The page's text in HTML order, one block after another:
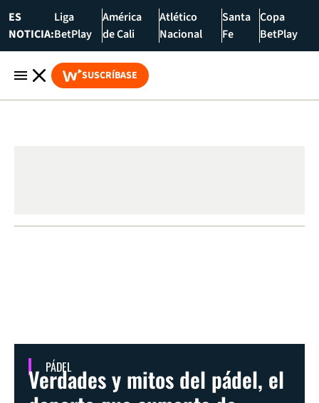
ES
NOTICIA:
Liga
BetPlay
América
de Cali
Atlético
Nacional
Santa
Fe
Copa
BetPlay
SUSCRÍBASE
PÁDEL
Verdades y mitos del pádel, el